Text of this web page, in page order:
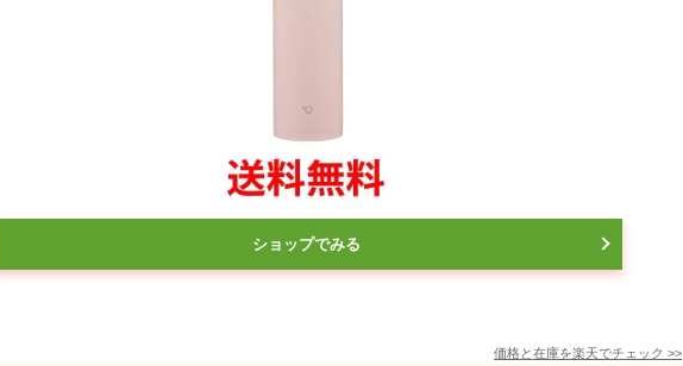
ショップでみる
価格と在庫を楽天でチェック >>